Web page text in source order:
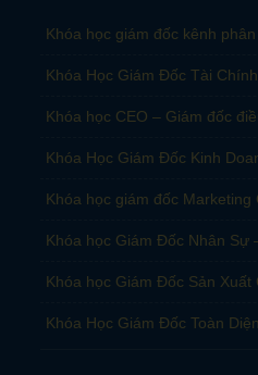
Khóa học giám đốc kênh
Khóa Học Giám Đốc Tài
Khóa học CEO – Giám đốc
Khóa Học Giám Đốc Kinh
Khóa học giám đốc Marketing
Khóa học Giám Đốc Nhân Sự
Khóa học Giám Đốc Sản Xuất
Khóa Học Giám Đốc Toàn Diện